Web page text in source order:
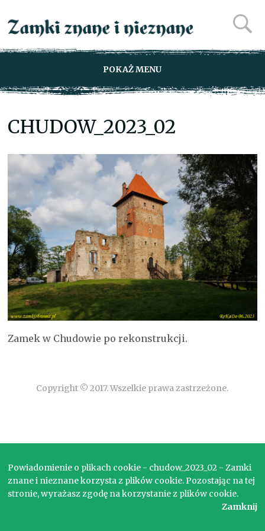
POKAŻ MENU
CHUDOW_2023_02
Zamek w Chudowie po rekonstrukcji.
Copyright © 2017. Wszelkie prawa zastrzeżone.
Powiadomienie o plikach cookie - chudow_2023_02 - Zamki
znane i nieznane korzysta z plików cookie. Pozostając na tej
stronie, wyrażasz zgodę na korzystanie z plików cookie.
Zamknij